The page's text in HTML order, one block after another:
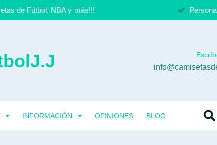
de Fútbol, NBA y más!!!
INFORMACIÓN OPINIONES BLOG